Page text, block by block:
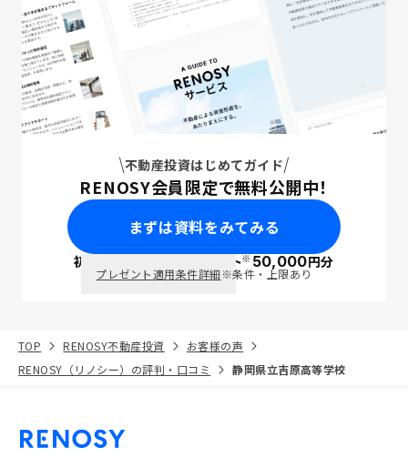
不動産投資はじめてガイド
RENOSY会員限定で無料公開中！
まずは資料をみてみる
初回面談で ポイント※50,000円分
プレゼント適用条件詳細※条件・上限あり
TOP RENOSY不動産投資
お客様の声
RENOSY（リノシー）の評判・口コミ
静岡県立吉原高等学校